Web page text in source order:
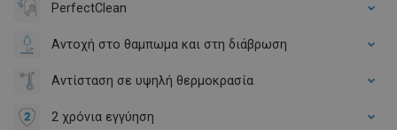
PerfectClean
Αντοχή στο θαμπωμα και στη διάβρωση
Αντίσταση σε υψηλή θερμοκρασία
2 χρόνια εγγύηση